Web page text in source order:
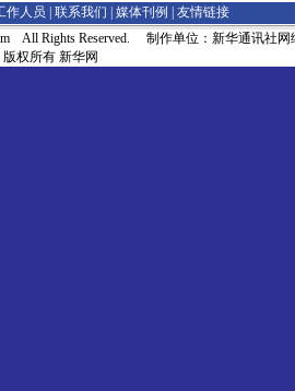
作人员 联系我们 媒体刊例
友情链接
All Rights Reserved. 制作单位：新华通讯社网
版权所有 新华网